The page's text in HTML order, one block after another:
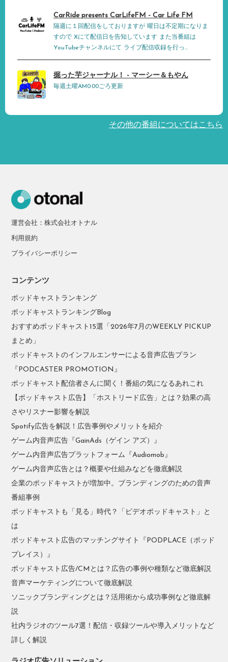
CarRide presents CarLifeFM - Car Life FM
隔週に１回配信をしておりますが 曜日は不定期になりま
すので Xにて配信日を告知しています また当番組は
YouTubeチャンネルにて ライブ配信収録を行っ...
掘った芋ジャーナル！ - マーシー＆もやん
毎週土曜AM0:00ごろ更新
その他の番組についてはこちら
運営会社：株式会社オトナル
利用規約
プライバシーポリシー
コンテンツ
ポッドキャストランキング
ポッドキャストランキングBlog
おすすめポッドキャスト15選「2026年7月のWEEKLY PICKUP
まとめ」
ポッドキャストのインフルエンサーによる音声広告プラン
『PODCASTER PROMOTION』
ポッドキャスト配信者さんに聞く！番組の気になるあれこれ
【ポッドキャスト広告】「ホストリード広告」とは？効果の高
さやリスナー影響を解説
Spotify広告を解説！広告事例やメリットを紹介
ゲーム内音声広告『GainAds（ゲイン アズ）』
ゲーム内音声広告プラットフォーム『Audiomob』
ゲーム内音声広告とは？概要や仕組みなどを徹底解説
企業のポッドキャストが増加中。ブランディングのための音声
番組事例
ポッドキャストも「見る」時代？「ビデオポッドキャスト」と
は
ポッドキャスト広告のマッチングサイト『PODPLACE（ポッド
プレイス）』
ポッドキャスト広告/CMとは？広告の事例や種類など徹底解説
音声マーケティングについて徹底解説
ソニックブランディングとは？活用術から成功事例など徹底解
説
社内ラジオのツール7選！配信・収録ツールや導入メリットなど
詳しく解説